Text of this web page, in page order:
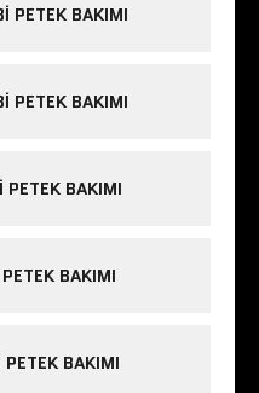
PETEK BAKIMI
PETEK BAKIMI
PETEK BAKIMI
BAKIMI
PETEK BAKIMI